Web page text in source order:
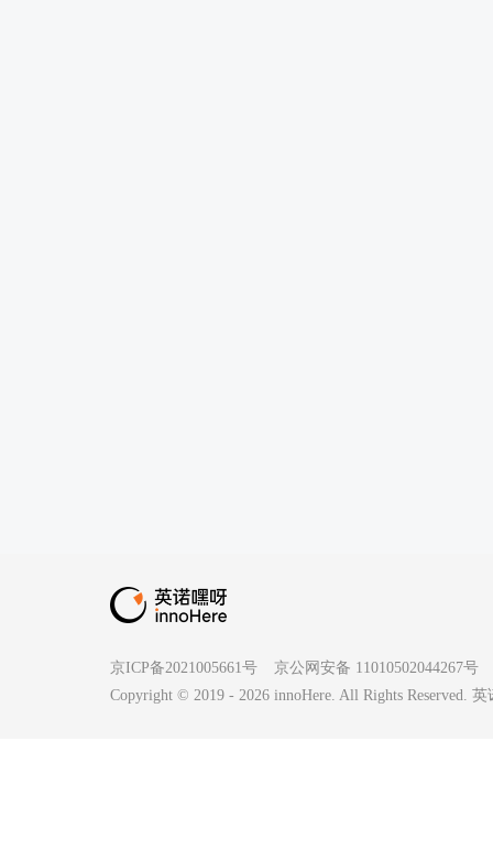
京ICP备2021005661号
京公网安备 11010502044267号
Copyright © 2019 - 2026 innoHere. All Rights Reserved.